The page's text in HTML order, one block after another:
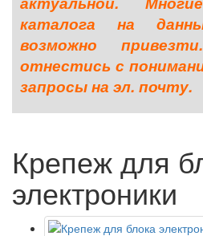
каталога на
возможно
отнестись с
запросы на эл. почту.
Крепеж для
электроники